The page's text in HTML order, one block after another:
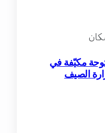
مفتوحة مكيّفة في
الصيف